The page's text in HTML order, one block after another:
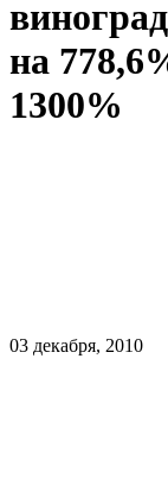
на
1300%
03 декабря, 2010